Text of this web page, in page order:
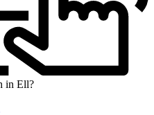
in Ell?